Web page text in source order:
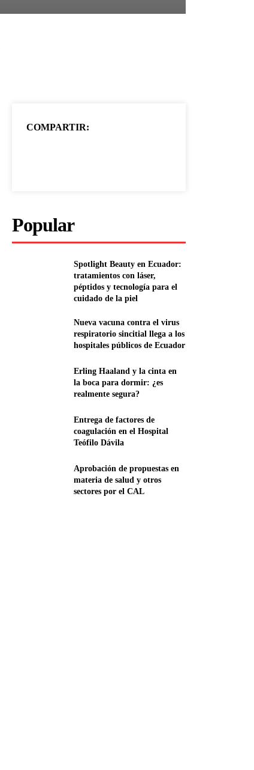
COMPARTIR:
Popular
Spotlight Beauty en Ecuador:
tratamientos con láser,
péptidos y tecnología para el
cuidado de la piel
Nueva vacuna contra el virus
respiratorio sincitial llega a los
hospitales públicos de Ecuador
Erling Haaland y la cinta en
la boca para dormir: ¿es
realmente segura?
Entrega de factores de
coagulación en el Hospital
Teófilo Dávila
Aprobación de propuestas en
materia de salud y otros
sectores por el CAL